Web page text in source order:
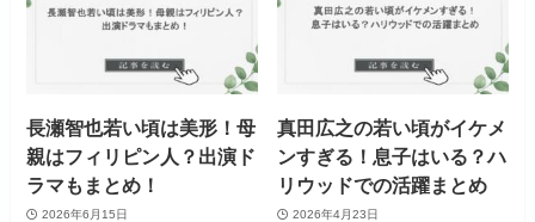
長瀬智也若い頃は美形！母
親はフィリピン人？出演ド
ラマもまとめ！
2026年6月15日
真田広之の若い頃がイケメ
ンすぎる！息子はいる？ハ
リウッドでの活躍まとめ
2026年4月23日